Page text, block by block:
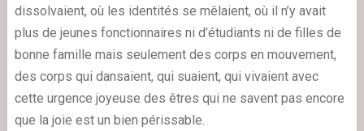
dissolvaient, où les identités se mêlaient, où il n’y avait
plus de jeunes fonctionnaires ni d’étudiants ni de filles de
bonne famille mais seulement des corps en mouvement,
des corps qui dansaient, qui suaient, qui vivaient avec
cette urgence joyeuse des êtres qui ne savent pas encore
que la joie est un bien périssable.